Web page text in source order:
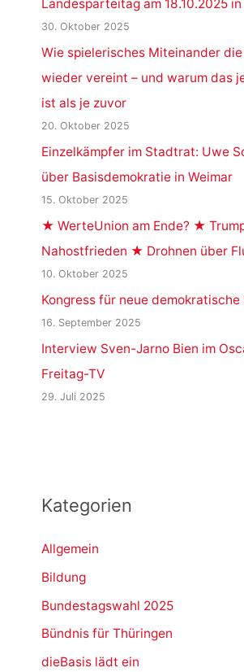
Landesparteitag am 18.10.2025
30. Oktober 2025
Wie spielerisches Miteinander
wieder vereint – und warum das
ist als je zuvor
20. Oktober 2025
Einzelkämpfer im Stadtrat: Uwe
über Basisdemokratie in Weimar
15. Oktober 2025
★ WerteUnion am Ende? ★
Nahostfrieden ★ Drohnen über
10. Oktober 2025
Kongress für neue demokratische
16. September 2025
Interview Sven-Jarno Bien im
Freitag-TV
29. Juli 2025
Kategorien
Allgemein
Bildung
Bundestagswahl 2025
Bündnis für Thüringen
dieBasis lädt ein